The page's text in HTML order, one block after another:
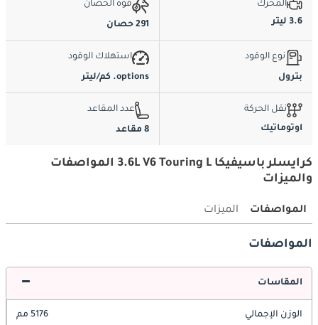
المحرك
3.6 ليتر
قوة الحصان
291 حصان
نوع الوقود
بترول
استهلاك الوقود
options. كم/ليتر
نقل الحركة
اوتوماتيك
عدد المقاعد
8 مقاعد
كرايسلر باسيفيكا 3.6L V6 Touring L المواصفات
والميزات
المواصفات الميزات
المواصفات
المقاسات
الوزن الإجمالي 5176 مم